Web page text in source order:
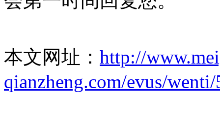
本文网址： http://
qianzheng.com/evus/